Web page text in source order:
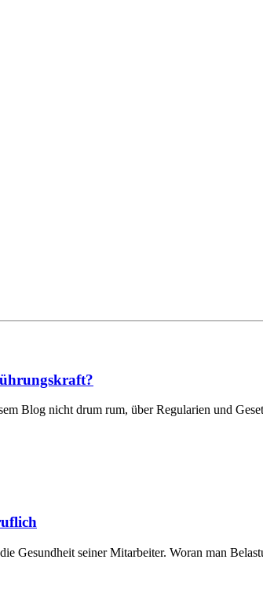
Blog nicht drum rum, über Regularien und
Gesundheit seiner Mitarbeiter. Woran man